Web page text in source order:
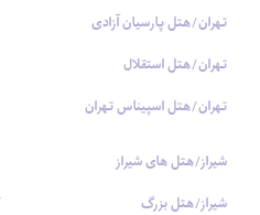
تهران/هتل پارسیان آزادی
تهران/هتل استقلال
تهران/هتل اسپیناس تهران
شیراز/هتل های شیراز
شیراز/هتل بزرگ